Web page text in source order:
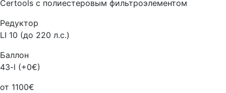
Certools с полиестеровым фильтроэлементом
Редуктор
LI 10 (до 220 л.с.)
Баллон
43-l (+0€)
от 1100€